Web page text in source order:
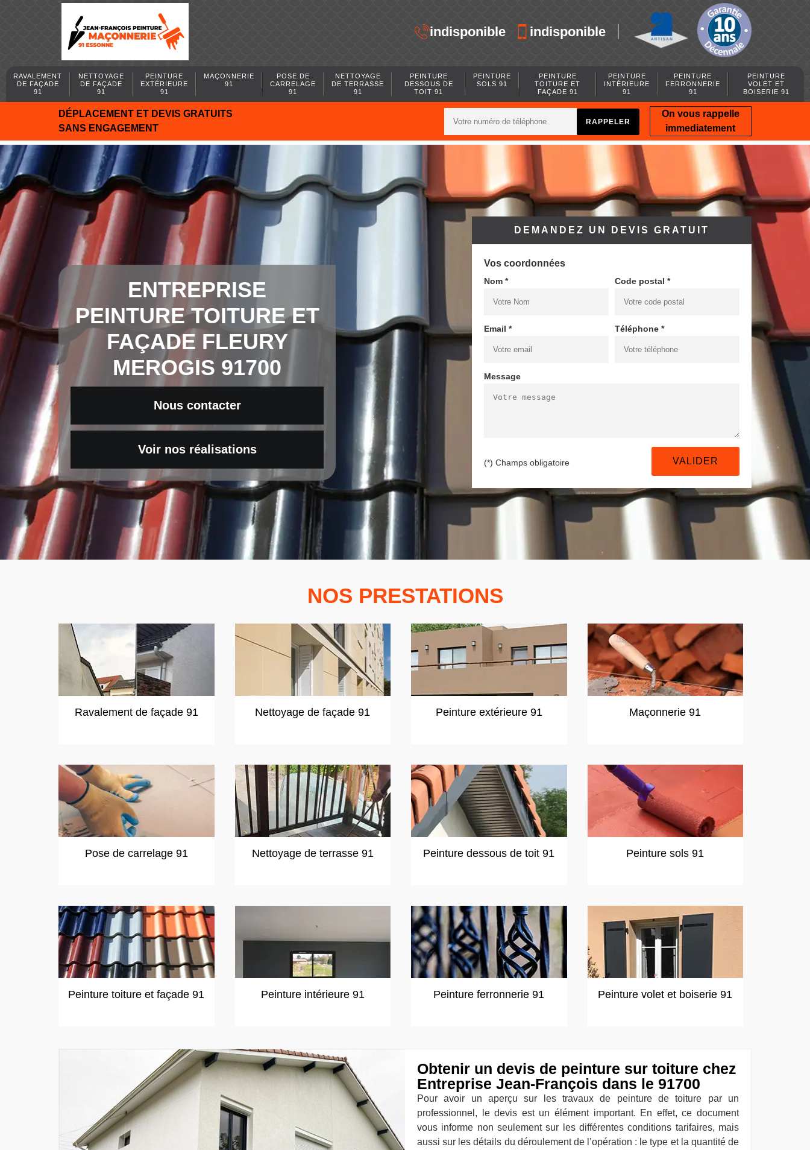
indisponible indisponible
RAVALEMENT
DE FAÇADE
91
NETTOYAGE
DE FAÇADE
91
PEINTURE
EXTÉRIEURE
91
MAÇONNERIE
91
POSE DE
CARRELAGE
91
NETTOYAGE
DE TERRASSE
91
PEINTURE
DESSOUS DE
TOIT 91
PEINTURE
SOLS 91
PEINTURE
TOITURE ET
FAÇADE 91
PEINTURE
INTÉRIEURE
91
PEINTURE
FERRONNERIE
91
PEINTURE
VOLET ET
BOISERIE 91
DÉPLACEMENT ET DEVIS GRATUITS
SANS ENGAGEMENT
On vous rappelle
immediatement
ENTREPRISE
PEINTURE TOITURE ET
FAÇADE FLEURY
MEROGIS 91700
Nous contacter
Voir nos réalisations
DEMANDEZ UN DEVIS GRATUIT
Vos coordonnées
Nom * Code postal *
Email * Téléphone *
Message
(*) Champs obligatoire
NOS PRESTATIONS
Ravalement de façade 91 Nettoyage de façade 91 Peinture extérieure 91 Maçonnerie 91
Pose de carrelage 91 Nettoyage de terrasse 91 Peinture dessous de toit 91 Peinture sols 91
Peinture toiture et façade 91 Peinture intérieure 91 Peinture ferronnerie 91 Peinture volet et boiserie 91
Obtenir un devis de peinture sur toiture chez
Entreprise Jean-François dans le 91700
Pour avoir un aperçu sur les travaux de peinture de toiture par un
professionnel, le devis est un élément important. En effet, ce document
vous informe non seulement sur les différentes conditions tarifaires, mais
aussi sur les détails du déroulement de l’opération : le type et la quantité de